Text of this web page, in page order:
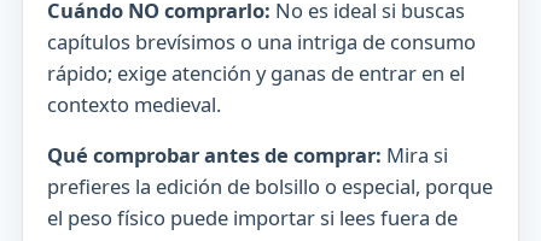
Cuándo NO comprarlo: No es ideal si buscas
capítulos brevísimos o una intriga de consumo
rápido; exige atención y ganas de entrar en el
contexto medieval.
Qué comprobar antes de comprar: Mira si
prefieres la edición de bolsillo o especial, porque
el peso físico puede importar si lees fuera de